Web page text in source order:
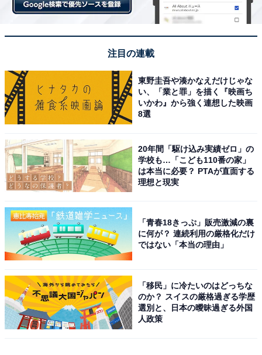
「原鶴温泉 泰泉閣」はダブル美肌の湯とジャング
原鶴温泉 泰泉閣（画像：「原鶴温泉 泰泉閣」公式Webサイトより）
つの泉質を併せ持つ「ダブル美肌の湯」を堪能できる宿
です。名物の「ジャングル風呂」をはじめ、「千歳の
湯」や筑後川の伝説にちなんだ「かっぱの湯」など、多
注目の連載
東野圭吾や湊かなえだけじゃな
い、「業と罪」を描く『映画ち
いかわ』から強く連想した映画
8選
20年間「駆け込み実績ゼロ」の
学校も…「こども110番の家」
は本当に必要？ PTAが直面する
理想と現実
「青春18きっぷ」販売激減の裏
に何が？ 連続利用の厳格化だけ
ではない「本当の理由」
「移民」に冷たいのはどっちな
のか？ スイスの厳格過ぎる学歴
選別と、日本の曖昧過ぎる外国
人政策